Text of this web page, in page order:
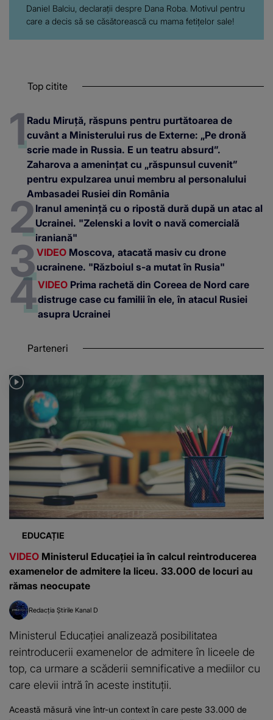
Daniel Balciu, declarații despre Dana Roba. Motivul pentru
care a decis să se căsătorească cu mama fetițelor sale!
Top citite
Radu Miruță, răspuns pentru purtătoarea de
cuvânt a Ministerului rus de Externe: „Pe dronă
scrie made in Russia. E un teatru absurd”.
Zaharova a amenințat cu „răspunsul cuvenit”
pentru expulzarea unui membru al personalului
Ambasadei Rusiei din România
Iranul amenință cu o ripostă dură după un atac al
Ucrainei. "Zelenski a lovit o navă comercială
iraniană"
VIDEO Moscova, atacată masiv cu drone
ucrainene. "Războiul s-a mutat în Rusia"
VIDEO Prima rachetă din Coreea de Nord care
distruge case cu familii în ele, în atacul Rusiei
asupra Ucrainei
Parteneri
EDUCAȚIE
VIDEO Ministerul Educației ia în calcul reintroducerea
examenelor de admitere la liceu. 33.000 de locuri au
rămas neocupate
Redacția Știrile Kanal D
Ministerul Educației analizează posibilitatea
reintroducerii examenelor de admitere în liceele de
top, ca urmare a scăderii semnificative a mediilor cu
care elevii intră în aceste instituții.
Această măsură vine într-un context în care peste 33.000 de